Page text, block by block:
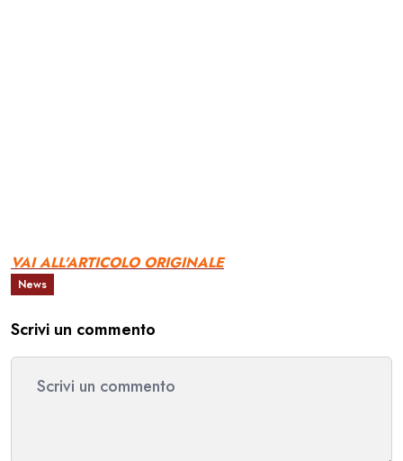
VAI ALL'ARTICOLO ORIGINALE
News
Scrivi un commento